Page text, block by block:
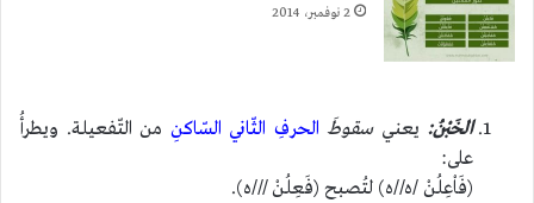
2 نوفمبر، 2014
الخَبْنُ: يعنيسقوطَ الحرفِ الثّاني السّاكنِ من التّفعيلة. ويطرأُ
على:
(فَاْعِلُنْ /ه//ه) لتُصبح (فَعِلُنْ ///ه).